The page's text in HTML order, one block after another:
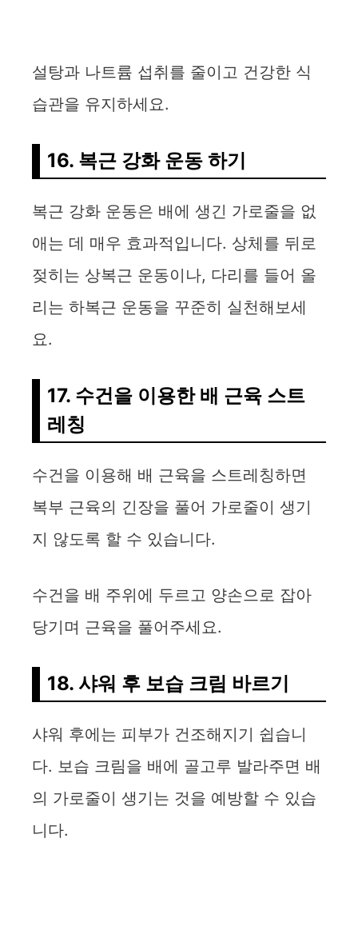
설탕과 나트륨 섭취를 줄이고 건강한 식
습관을 유지하세요.
16. 복근 강화 운동 하기
복근 강화 운동은 배에 생긴 가로줄을 없
애는 데 매우 효과적입니다. 상체를 뒤로
젖히는 상복근 운동이나, 다리를 들어 올
리는 하복근 운동을 꾸준히 실천해보세
요.
17. 수건을 이용한 배 근육 스트
레칭
수건을 이용해 배 근육을 스트레칭하면
복부 근육의 긴장을 풀어 가로줄이 생기
지 않도록 할 수 있습니다.
수건을 배 주위에 두르고 양손으로 잡아
당기며 근육을 풀어주세요.
18. 샤워 후 보습 크림 바르기
샤워 후에는 피부가 건조해지기 쉽습니
다. 보습 크림을 배에 골고루 발라주면 배
의 가로줄이 생기는 것을 예방할 수 있습
니다.